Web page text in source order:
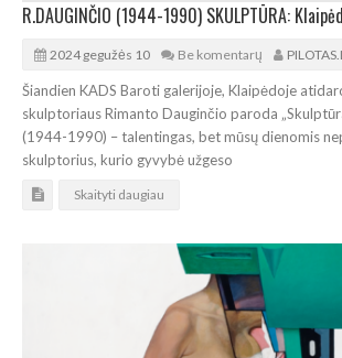
2024 gegužės 10 Be komentarų
Šiandien KADS Baroti galerijoje, Klaipėdoje
skulptoriaus Rimanto Dauginčio paroda
(1944-1990) – talentingas, bet mūsų dienomis
skulptorius, kurio gyvybė užgeso
Skaityti daugiau